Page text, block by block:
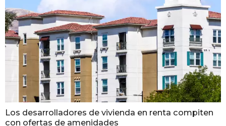
Los desarrolladores de vivienda en renta compiten
con ofertas de amenidades